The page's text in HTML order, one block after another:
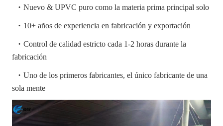
·Nuevo & UPVC puro como la materia prima principal solo
· 10+ años de experiencia en fabricación y exportación
·Control de calidad estricto cada 1-2 horas durante la
fabricación
·Uno de los primeros fabricantes, el único fabricante de una
sola mente